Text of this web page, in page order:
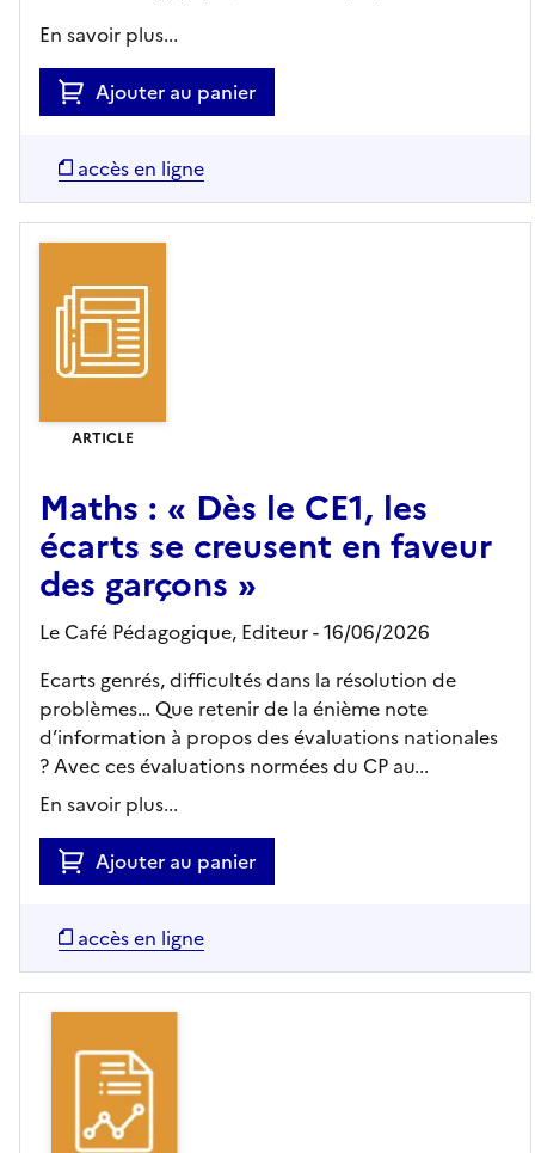
En savoir plus...
Ajouter au panier
accès en ligne
ARTICLE
Maths : « Dès le CE1, les
écarts se creusent en faveur
des garçons »
Le Café Pédagogique, Editeur- 16/06/2026
Ecarts genrés, difficultés dans la résolution de
problèmes… Que retenir de la énième note
d’information à propos des évaluations nationales
? Avec ces évaluations normées du CP au...
En savoir plus...
Ajouter au panier
accès en ligne